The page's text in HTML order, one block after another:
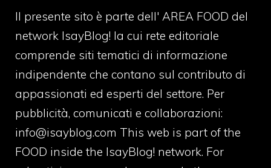
Il presente sito è parte dell' AREA FOOD del
network IsayBlog! la cui rete editoriale
comprende siti tematici di informazione
indipendente che contano sul contributo di
appassionati ed esperti del settore. Per
pubblicità, comunicati e collaborazioni:
info@isayblog.com This web is part of the
FOOD inside the IsayBlog! network. For